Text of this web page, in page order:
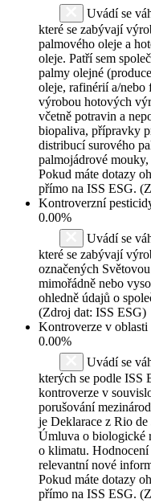
Uvádí se
které se zabývají
palmového oleje a
oleje. Patří sem
palmy olejné
oleje, rafinérií a/nebo
výrobou hotových
včetně potravin a
biopaliva, přípravky
distribucí surového
palmojádrové
Pokud máte dotazy
přímo na ISS ESG.
Kontroverzní
0.00%
Uvádí se
které se zabývají
označených
mimořádně nebo
ohledně údajů o
(Zdroj dat: ISS ESG)
Kontroverze v
0.00%
Uvádí se
kterých se podle ISS
kontroverze v
porušování
je Deklarace z Rio
Úmluva o biologické
o klimatu.
relevantní nové
Pokud máte dotazy
přímo na ISS ESG.